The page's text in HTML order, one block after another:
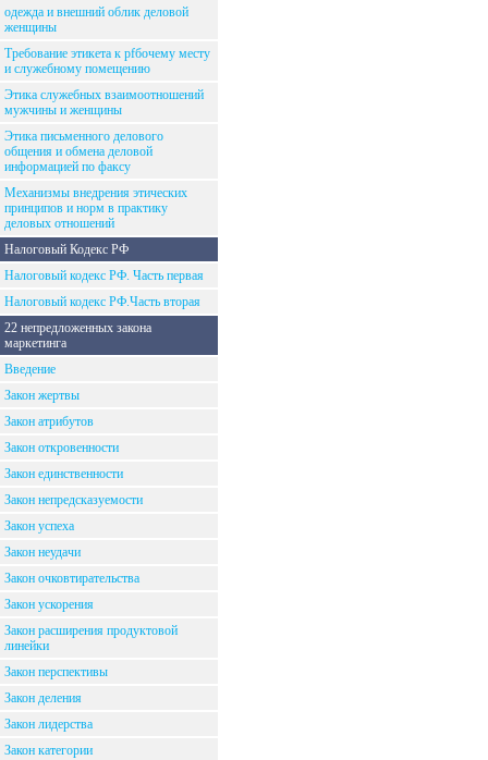
одежда и внешний облик деловой
женщины
Требование этикета к рfбочему месту
и служебному помещению
Этика служебных взаимоотношений
мужчины и женщины
Этика письменного делового
общения и обмена деловой
информацией по факсу
Механизмы внедрения этических
принципов и норм в практику
деловых отношений
Налоговый Кодекс РФ
Налоговый кодекс РФ. Часть первая
Налоговый кодекс РФ.Часть вторая
22 непредложенных закона
маркетинга
Введение
Закон жертвы
Закон атрибутов
Закон откровенности
Закон единственности
Закон непредсказуемости
Закон успеха
Закон неудачи
Закон очковтирательства
Закон ускорения
Закон расширения продуктовой
линейки
Закон перспективы
Закон деления
Закон лидерства
Закон категории